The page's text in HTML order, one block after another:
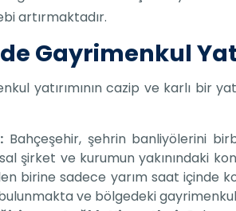
artırmaktadır.
Gayrimenkul
yatırımının cazip ve karlı bir
Bahçeşehir, şehrin banliyölerini
şirket ve kurumun yakınındaki
birine sadece yarım saat içinde
ve bölgedeki